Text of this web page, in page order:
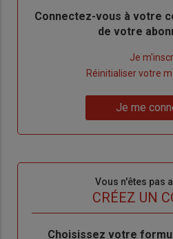
Body
Connectez-vous à votre
de votre
Je
de
Réinitialiser votre
me
Je me
Vous n'êtes pas
CRÉEZ UN
BodyChoisissez votre